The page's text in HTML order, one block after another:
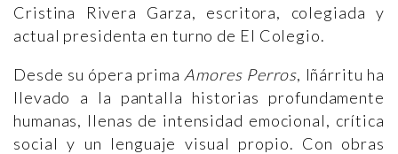
Cristina Rivera Garza, escritora, colegiada y
actual presidenta en turno de El Colegio.
Desde su ópera prima Amores Perros, Iñárritu ha
llevado a la pantalla historias profundamente
humanas, llenas de intensidad emocional, crítica
social y un lenguaje visual propio. Con obras